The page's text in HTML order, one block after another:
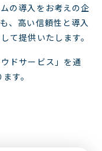
の導入をお考えの企
、高い信頼性と導入
て提供いたします。
ドサービス」を通
す。